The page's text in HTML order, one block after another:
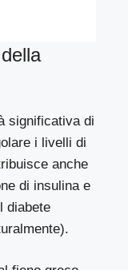
significativa di
i livelli di
anche
di insulina e
diabete